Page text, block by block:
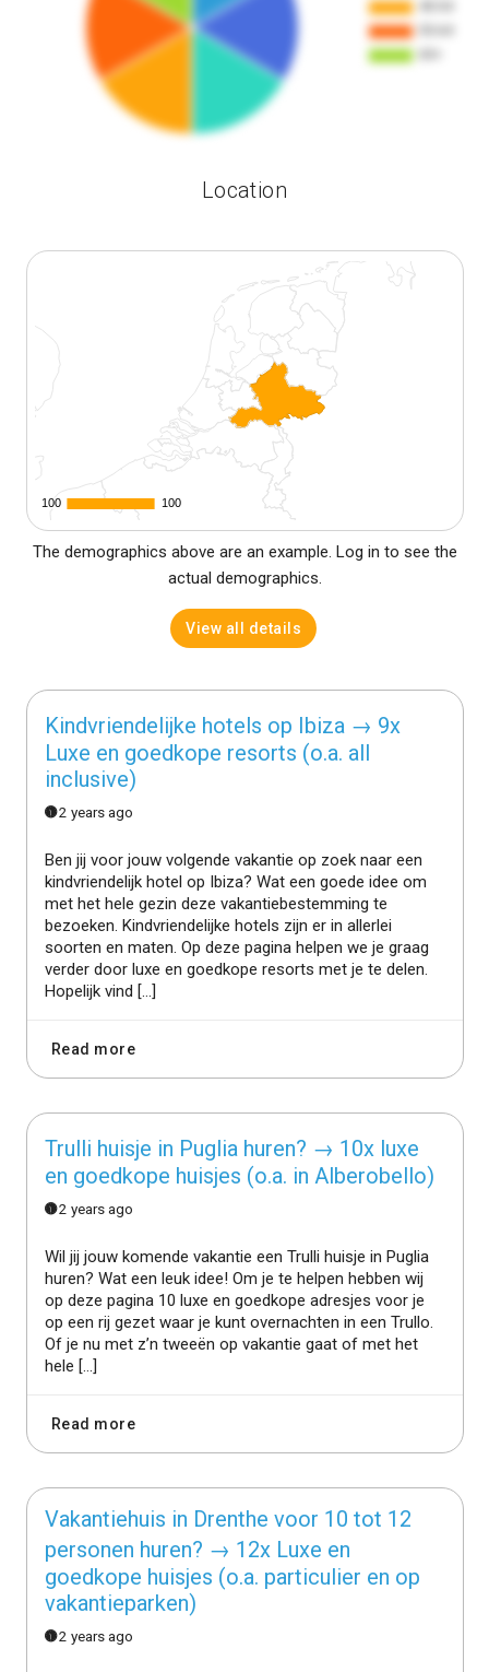
Location
100
100 100
100
The demographics above are an example. Log in to see the
actual demographics.
View all details
Kindvriendelijke hotels op Ibiza → 9x
Luxe en goedkope resorts (o.a. all
inclusive)
2 years ago
Ben jij voor jouw volgende vakantie op zoek naar een
kindvriendelijk hotel op Ibiza? Wat een goede idee om
met het hele gezin deze vakantiebestemming te
bezoeken. Kindvriendelijke hotels zijn er in allerlei
soorten en maten. Op deze pagina helpen we je graag
verder door luxe en goedkope resorts met je te delen.
Hopelijk vind […]
Read more
Trulli huisje in Puglia huren? → 10x luxe
en goedkope huisjes (o.a. in Alberobello)
2 years ago
Wil jij jouw komende vakantie een Trulli huisje in Puglia
huren? Wat een leuk idee! Om je te helpen hebben wij
op deze pagina 10 luxe en goedkope adresjes voor je
op een rij gezet waar je kunt overnachten in een Trullo.
Of je nu met z’n tweeën op vakantie gaat of met het
hele […]
Read more
Vakantiehuis in Drenthe voor 10 tot 12
personen huren? → 12x Luxe en
goedkope huisjes (o.a. particulier en op
vakantieparken)
2 years ago